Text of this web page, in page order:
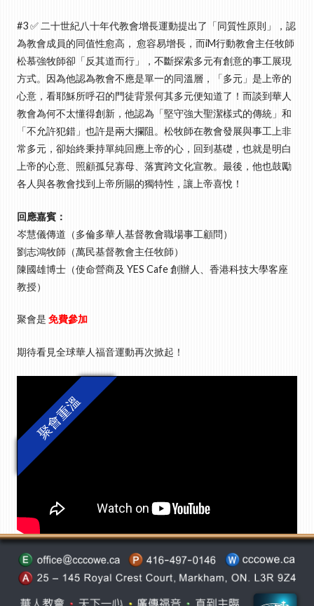
#3 ✅ 二十世紀八十年代教會增長運動提出了「同質性原則」，認
為教會成員的同值性愈高， 愈容易增長，而iM行動教會主任牧師
松慕強牧師卻「反其道而行」，不斷探索多元有創意的事工展現
方式。因為他認為教會不應是單一的同溫層，「多元」是上帝的
心意，看耶穌所呼召的門徒背景何其多元便知道了！而談到華人
教會為何不太懂得創新，他認為「堅守強大聖潔樣式的傳統」和
「不允許犯錯」也許是兩大攔阻。松牧師在教會發展與事工上非
常多元，卻始終秉持單純回應上帝的心，回到基礎，也就是明白
上帝的心意、照顧孤兒寡母、落實跨文化宣教。最後，他也鼓勵
各人與各教會找到上帝所賜的獨特性，讓上帝喜悅！
回應嘉賓：
岑慧儀傳道（多倫多華人基督教會職場事工顧問）
劉志鴻牧師（萬民基督教會主任牧師）
陳國雄博士（使命營商及 YES Cafe 創辦人、香港科技大學客座
教授）
聚會是 免費參加
期待看見全球華人福音運動再次掀起！